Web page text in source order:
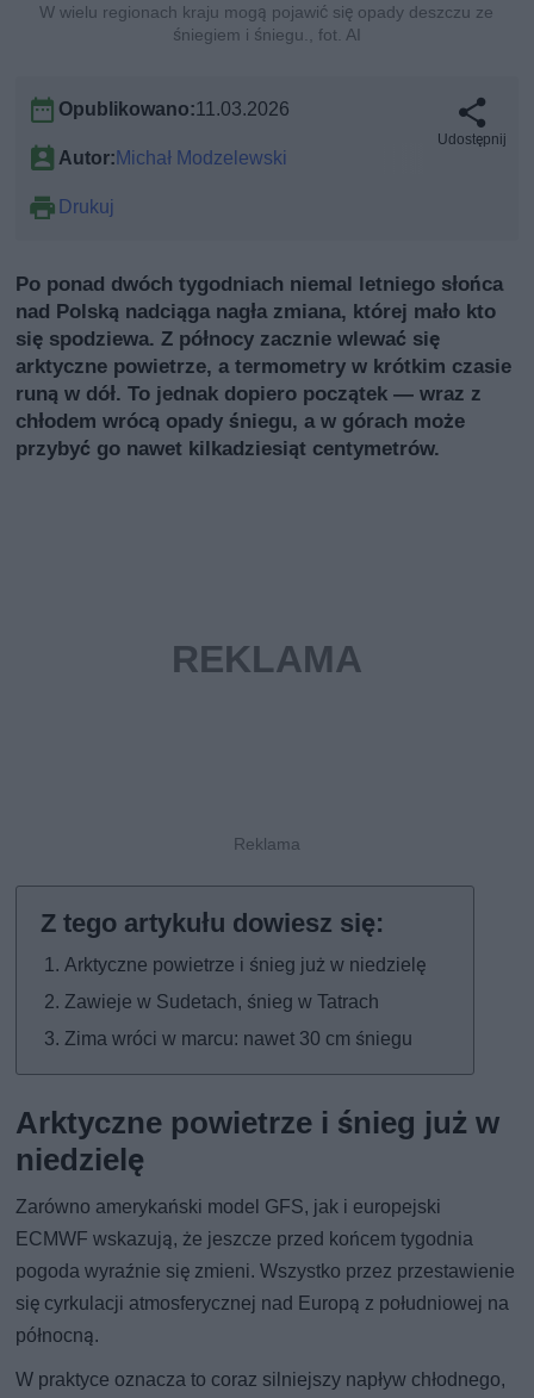
W wielu regionach kraju mogą pojawić się opady deszczu ze
śniegiem i śniegu., fot. AI
Opublikowano:11.03.2026
Autor:Michał Modzelewski
Drukuj
Udostępnij
Po ponad dwóch tygodniach niemal letniego słońca
nad Polską nadciąga nagła zmiana, której mało kto
się spodziewa. Z północy zacznie wlewać się
arktyczne powietrze, a termometry w krótkim czasie
runą w dół. To jednak dopiero początek — wraz z
chłodem wrócą opady śniegu, a w górach może
przybyć go nawet kilkadziesiąt centymetrów.
Arktyczne powietrze i śnieg już w niedzielę
Zawieje w Sudetach, śnieg w Tatrach
Zima wróci w marcu: nawet 30 cm śniegu
Arktyczne powietrze i śnieg już w
niedzielę
Zarówno amerykański model GFS, jak i europejski
ECMWF wskazują, że jeszcze przed końcem tygodnia
pogoda wyraźnie się zmieni. Wszystko przez przestawienie
się cyrkulacji atmosferycznej nad Europą z południowej na
północną.
W praktyce oznacza to coraz silniejszy napływ chłodnego,